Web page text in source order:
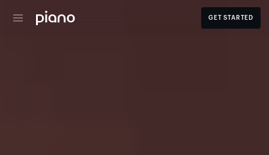
GET STARTED